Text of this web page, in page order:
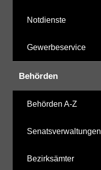
Notdienste
Gewerbeservice
Behörden
Behörden A-Z
Senatsverwaltungen
Bezirksämter